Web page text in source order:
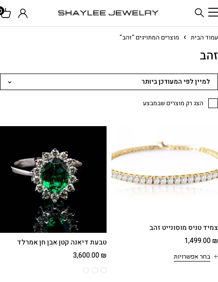
עמוד הבית מוצרים המתויגים “זהב”
זהב
הצג רק מוצרים שבמבצע
למיין לפי המעודכן ביותר
צמיד טניס מוסונייט זהב
1,499.00₪
בחר אפשרויות
טבעת דיאנה קטן אבן חן אמרלד
3,600.00₪